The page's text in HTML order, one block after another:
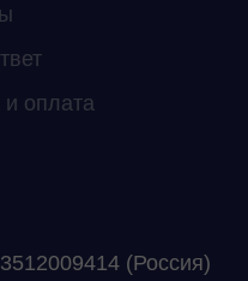
и оплата
(Россия)